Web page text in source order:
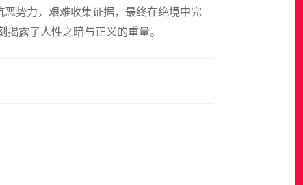
势力，艰难收集证据，最终在绝境中完
露了人性之暗与正义的重量。